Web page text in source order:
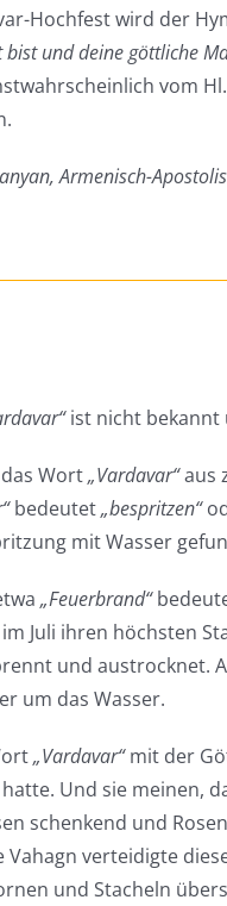
Hochfest wird der
und deine göttliche
vom
Armenisch-
ist nicht bekannt
Wort„Vardavar“aus
bedeutet„bespritzen“
mit Wasser
„Feuerbrand“
Juli ihren höchsten
und austrocknet.
um das Wasser.
„Vardavar“mit der
Und sie meinen,
schenkend und
verteidigte
und Stacheln